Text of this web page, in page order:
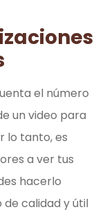
el número
un video para
lo tanto, es
a ver tus
hacerlo
calidad y útil